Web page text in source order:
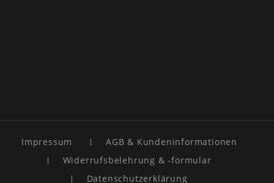
Impressum
AGB & Kundeninformationen
Widerrufsbelehrung & -formular
Datenschutzerklärung